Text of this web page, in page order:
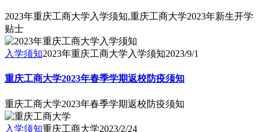
2023年重庆工商大学入学须知,重庆工商大学2023年新生开学
贴士
入学须知2023年重庆工商大学入学须知2023/9/1
重庆工商大学2023年春季学期返校防疫须知
重庆工商大学2023年春季学期返校防疫须知
入学须知重庆工商大学2023/2/24